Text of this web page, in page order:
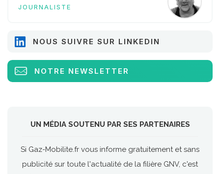
JOURNALISTE
NOUS SUIVRE SUR LINKEDIN
NOTRE NEWSLETTER
UN MÉDIA SOUTENU PAR SES PARTENAIRES
Si Gaz-Mobilite.fr vous informe gratuitement et sans
publicité sur toute l'actualité de la filière GNV, c'est